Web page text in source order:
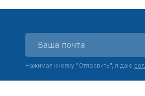
Нажимая кнопку "Отправить", я даю